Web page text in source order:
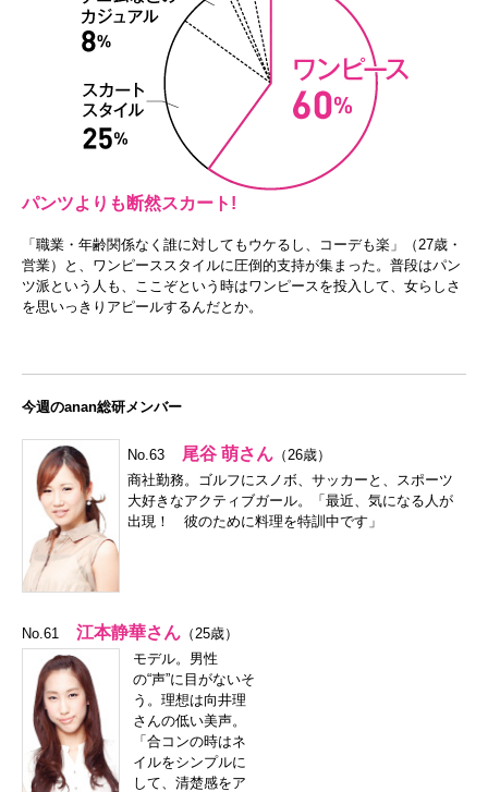
パンツよりも断然スカート!
「職業・年齢関係なく誰に対してもウケるし、コーデも楽」（27歳・
営業）と、ワンピーススタイルに圧倒的支持が集まった。普段はパン
ツ派という人も、ここぞという時はワンピースを投入して、女らしさ
を思いっきりアピールするんだとか。
今週のanan総研メンバー
No.63 尾谷 萌さん （26歳）
商社勤務。ゴルフにスノボ、サッカーと、スポーツ
大好きなアクティブガール。「最近、気になる人が
出現！ 彼のために料理を特訓中です」
No.61 江本静華さん （25歳）
モデル。男性
の“声”に目がないそ
う。理想は向井理
さんの低い美声。
「合コンの時はネ
イルをシンプルに
して、清楚感をア